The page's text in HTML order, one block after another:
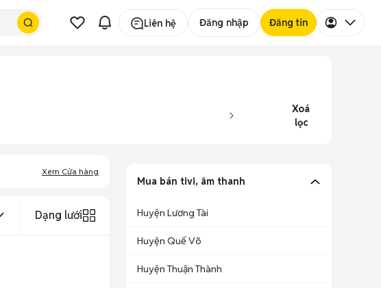
Liên hệ Đăng nhập Đăng tin
Xoá
lọc
Xem Cửa hàng
Dạng lưới
Mua bán tivi, âm thanh
Huyện Lương Tài
Huyện Quế Võ
Huyện Thuận Thành